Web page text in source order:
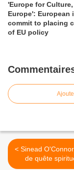
'Europe for
Europe': European
commit to placing
of EU policy
< Sinead O'Connor, une vie
de quête
travers la